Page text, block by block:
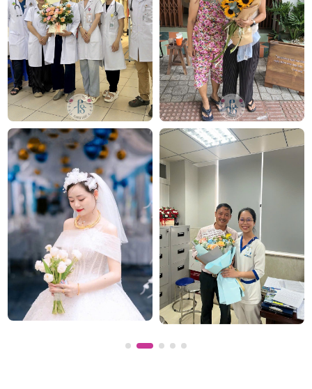
Chúng tôi mang đến đa dạng mẫu hoa:hoa sinh
nhật,hoa khai trương hoa cưới đẹp, đặc biệt là các
mẫu
bó hoa cướiđược chăm chút kỹ lưỡng.
Văn Phòng: 235A Hoàng Hoa Thám, P.5, Quận Phú
Nhuận, TP.HCM
Địa chỉ: 120B Huỳnh Văn Bánh, P.11, Quận Phú Nhuận,
TP.HCM
Hotline: 093 407 2575
E-mail:info@flowersight.com
Website:https://flowersight.com/
Đánh giá product này